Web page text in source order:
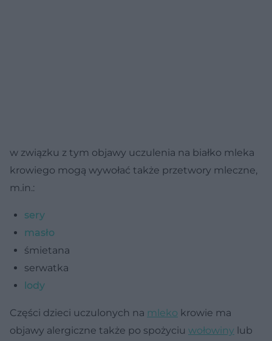
w związku z tym objawy uczulenia na białko mleka
krowiego mogą wywołać także przetwory mleczne,
m.in.:
sery
masło
śmietana
serwatka
lody
Części dzieci uczulonych na mleko krowie ma
objawy alergiczne także po spożyciu wołowiny lub